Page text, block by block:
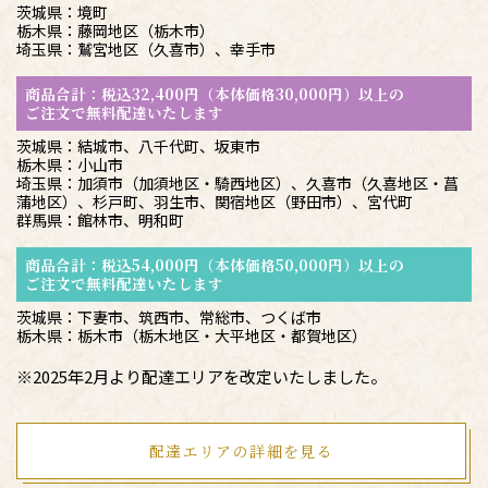
茨城県：境町
栃木県：藤岡地区（栃木市）
埼玉県：鷲宮地区（久喜市）、幸手市
商品合計：税込32,400円（本体価格30,000円）以上の
ご注文で無料配達いたします
茨城県：結城市、八千代町、坂東市
栃木県：小山市
埼玉県：加須市（加須地区・騎西地区）、久喜市（久喜地区・菖
蒲地区）、杉戸町、羽生市、関宿地区（野田市）、宮代町
群馬県：館林市、明和町
商品合計：税込54,000円（本体価格50,000円）以上の
ご注文で無料配達いたします
茨城県：下妻市、筑西市、常総市、つくば市
栃木県：栃木市（栃木地区・大平地区・都賀地区）
※2025年2月より配達エリアを改定いたしました。
配達エリアの詳細を見る